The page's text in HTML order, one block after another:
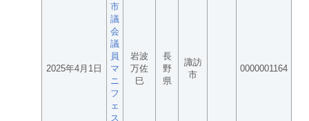
2025年4月1日
市
議
会
議
員
マ
ニ
フ
ェ
ス
岩波
万佐
巳
長
野
県
諏訪
市
0000001164